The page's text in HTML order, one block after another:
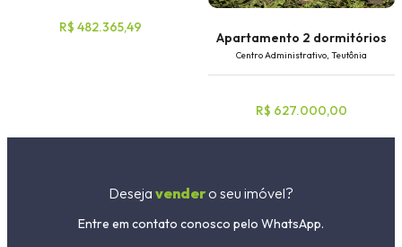
R$ 482.365,49
Apartamento 2 dormitórios
Centro Administrativo, Teutônia
R$ 627.000,00
Deseja vendero seu imóvel?
Entre em contato conosco pelo WhatsApp.